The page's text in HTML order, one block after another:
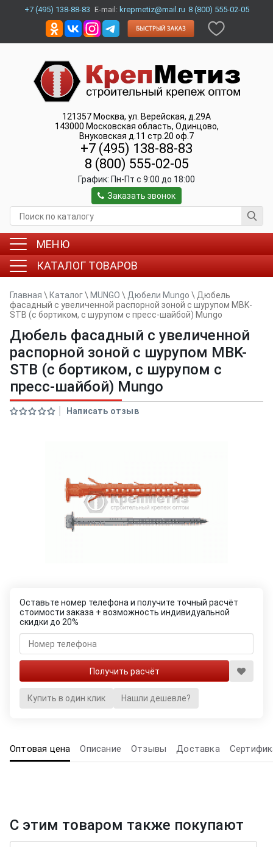
+7 (495) 138-88-83 E-mail: krepmetiz@mail.ru 8 (800) 555-02-05
121357 Москва, ул. Верейская, д.29А
143000 Московская область, Одинцово,
Внуковская д.11 стр.20 оф.7
+7 (495) 138-88-83
8 (800) 555-02-05
График: Пн-Пт c 9:00 до 18:00
Заказать звонок
МЕНЮ
КАТАЛОГ ТОВАРОВ
Главная \ Каталог\ MUNGO \ Дюбели Mungo \ Дюбель
фасадный с увеличенной распорной зоной с шурупом MBK-
STB (с бортиком, с шурупом с пресс-шайбой) Mungo
Дюбель фасадный с увеличенной
распорной зоной с шурупом MBK-
STB (с бортиком, с шурупом с
пресс-шайбой) Mungo
Написать отзыв
Оставьте номер телефона и получите точный расчёт
стоимости заказа + возможность индивидуальной
скидки до 20%
Купить в один клик Нашли дешевле?
Оптовая цена Описание Отзывы Доставка
С этим товаром также покупают